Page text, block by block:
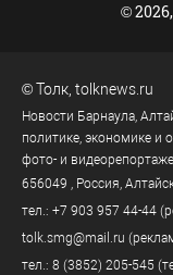
©
©Толк tolknews.ru
Новости Барнаула,
политике, экономике и
фото- и
656049 , Россия,
тел.: +7 903 957 44-44
tolk.smg@mail.ru
тел.: 8 (3852) 205-545